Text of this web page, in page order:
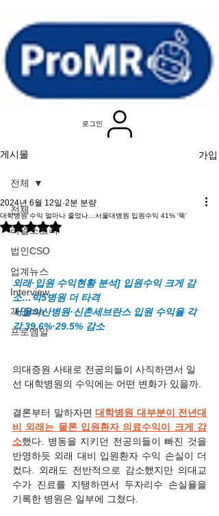
로그인
게시물 가입
전체
리얼스토리
법인CSO
업계뉴스
Interview
개인cso
프로엠알
전체
대학병원 수익 얼마나 줄었나…서울대병원 입원수익 41% '뚝'
2024년 6월 12일 2분 분량
별점 5점 중 NaN점을 주었습니다.
외래·입원 수익현황 분석] 입원수익 크게 감
소…빅5병원 더 타격
서울아산병원·신촌세브란스 입원 수익율 각
각 39.6%·29.5% 감소
의대증원 사태로 전공의들이 사직하면서 일
선 대학병원의 수익에는 어떤 변화가 있을까.
결론부터 말하자면 대학병원 대부분이 전년대
비 외래는 물론 입원환자 의료수익이 크게 감
소했다. 병동을 지키던 전공의들이 빠진 것을
반영하듯 외래 대비 입원환자 수익 손실이 더
컸다. 외래도 전반적으로 감소했지만 의대교
수가 진료를 지탱하면서 두자리수 손실율을
기록한 병원은 일부에 그쳤다.